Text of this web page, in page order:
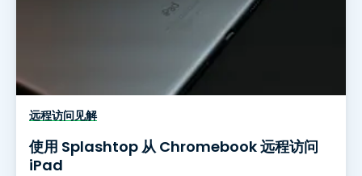
远程访问见解
使用 Splashtop 从 Chromebook 远程访问
iPad